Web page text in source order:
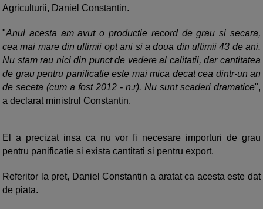
Agriculturii, Daniel Constantin.
"Anul acesta am avut o productie record de grau si secara,
cea mai mare din ultimii opt ani si a doua din ultimii 43 de ani.
Nu stam rau nici din punct de vedere al calitatii, dar cantitatea
de grau pentru panificatie este mai mica decat cea dintr-un an
de seceta (cum a fost 2012 - n.r). Nu sunt scaderi dramatice",
a declarat ministrul Constantin.
El a precizat insa ca nu vor fi necesare importuri de grau
pentru panificatie si exista cantitati si pentru export.
Referitor la pret, Daniel Constantin a aratat ca acesta este dat
de piata.